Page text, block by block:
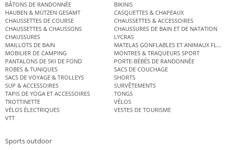
BÂTONS DE RANDONNÉE
BIKINIS
HAUBEN & MÜTZEN GESAMT
CASQUETTES & CHAPEAUX
CHAUSSETTES DE COURSE
CHAUSSETTES & ACCESSOIRES
CHAUSSETTES & CHAUSSONS
CHAUSSURES DE BAIN ET DE NATATION
CHAUSSURES
LYCRAS
MAILLOTS DE BAIN
MATELAS GONFLABLES ET ANIMAUX
MOBILIER DE CAMPING
MONTRES & TRAQUEURS SPORT
PANTALONS DE SKI DE FOND
PORTE-BÉBÉS DE RANDONNÉE
ROBES & TUNIQUES
SACS DE COUCHAGE
SACS DE VOYAGE & TROLLEYS
SHORTS
SUP & ACCESSOIRES
SURVÊTEMENTS
TAPIS DE YOGA ET ACCESSOIRES
TONGS
TROTTINETTE
VÉLOS
VÉLOS ÉLECTRIQUES
VESTES DE TOURISME
VTT
Sports outdoor